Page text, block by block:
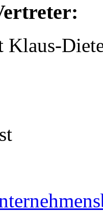
Klaus-